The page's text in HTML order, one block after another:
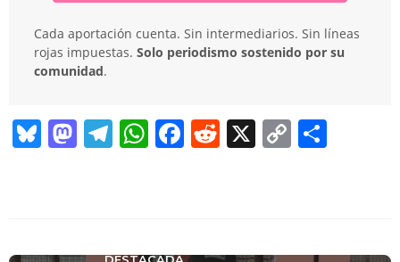
Cada aportación cuenta. Sin intermediarios. Sin líneas
rojas impuestas. Solo periodismo sostenido por su
comunidad.
Bl M T
W F
R
X
C
DESTACADA